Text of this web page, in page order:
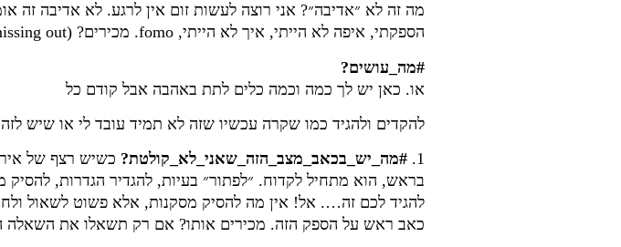
מה זה לא ״אדיבה״? אני רוצה לעשות זום אין לרגע. לא אדיבה
הספקתי, איפה לא הייתי, איך לא הייתי, fomo. מכירים? (Fear of missing out) תופעה ידועה במאה ה 21.
#מה_עושים?
או. כאן יש לך כמה וכמה כלים לתת באהבה אבל קודם כל
להקדים ולהגיד כמו שקרה עכשיו שזה לא תמיד עובד לי או שיש
1. #מה_יש_בכאב_מצב_הזה_שאני_לא_קולטת? כשיש רצף של
בראש, הוא מתחיל לקדוח. ״לפתור״ בעיות, להגדיר הגדרות, להסיק
להגיד לכם זה…. אל! אין מה להסיק מסקנות, אלא פשוט לשאול
כאב ראש על הספק הזה. מכירים אותו? אם רק תשאלו את השאלה